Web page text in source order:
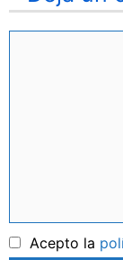
Acepto la